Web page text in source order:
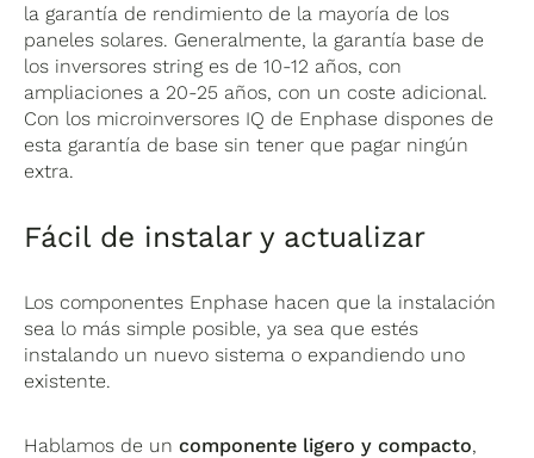
la garantía de rendimiento de la mayoría de los
paneles solares. Generalmente, la garantía base de
los inversores string es de 10-12 años, con
ampliaciones a 20-25 años, con un coste adicional.
Con los microinversores IQ de Enphase dispones de
esta garantía de base sin tener que pagar ningún
extra.
Fácil de instalar y actualizar
Los componentes Enphase hacen que la instalación
sea lo más simple posible, ya sea que estés
instalando un nuevo sistema o expandiendo uno
existente.
Hablamos de uncomponente ligero y compacto,